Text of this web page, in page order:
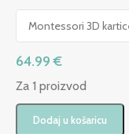
64.99€
Za 1 proizvod
Dodaj u košaricu